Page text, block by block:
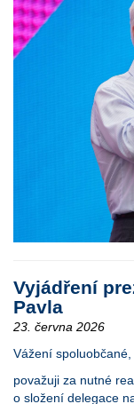
Vyjádření
Pavla
23. června 2026
Vážení spoluobčané,
považuji za nutné
o složení delegace